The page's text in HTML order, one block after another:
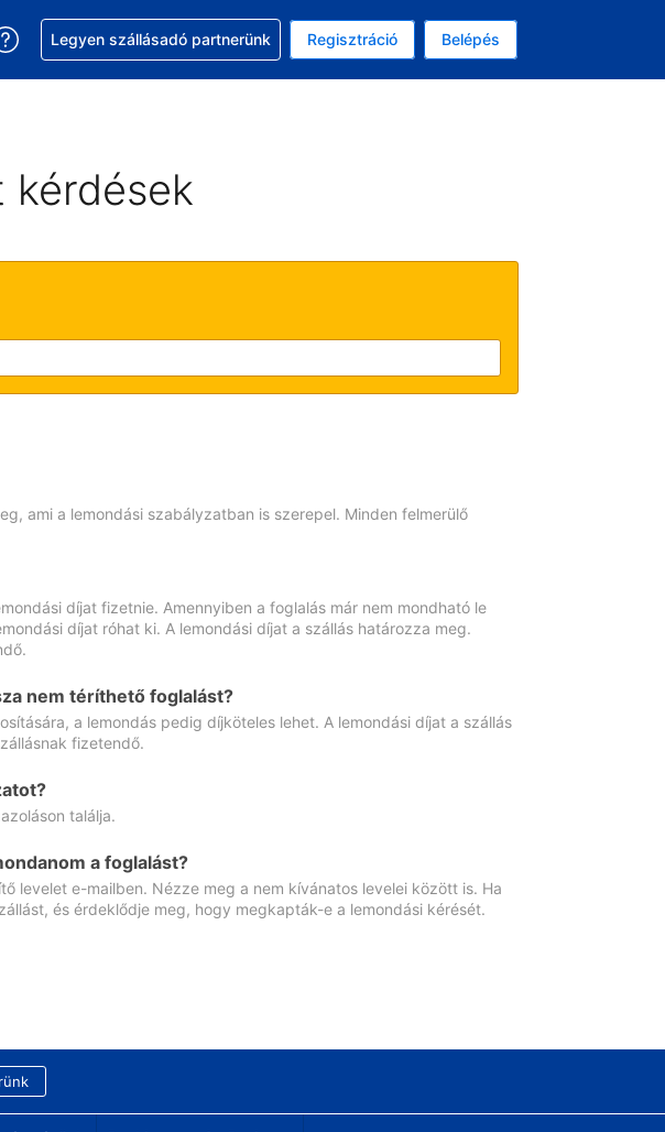
Jelenlegi kiválasztott pénznem: magyar forint
nyelvet. Jelenleg kiválasztott nyelv: Magyar
Segítség a foglalással
Legyen szállásadó partnerünk Regisztráció Belépés
kérdések
ami a lemondási szabályzatban is szerepel. Minden felmerülő
díjat fizetnie. Amennyiben a foglalás már nem mondható le
díjat róhat ki. A lemondási díjat a szállás határozza meg.
nem téríthető foglalást?
a lemondás pedig díjköteles lehet. A lemondási díjat a szállás
fizetendő.
találja.
a foglalást?
levelet e-mailben. Nézze meg a nem kívánatos levelei között is. Ha
és érdeklődje meg, hogy megkapták-e a lemondási kérését.